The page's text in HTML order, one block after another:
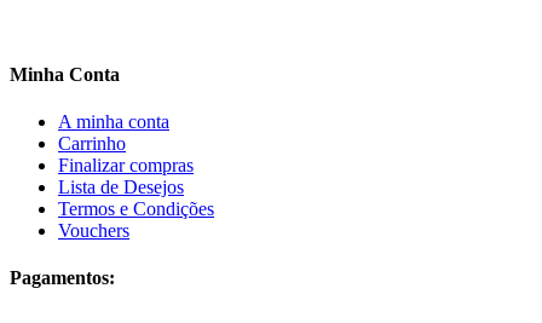
Minha Conta
A minha conta
Carrinho
Finalizar compras
Lista de Desejos
Termos e Condições
Vouchers
Pagamentos: